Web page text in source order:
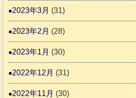
2023年3月 (31)
2023年2月 (28)
2023年1月 (30)
2022年12月 (31)
2022年11月 (30)